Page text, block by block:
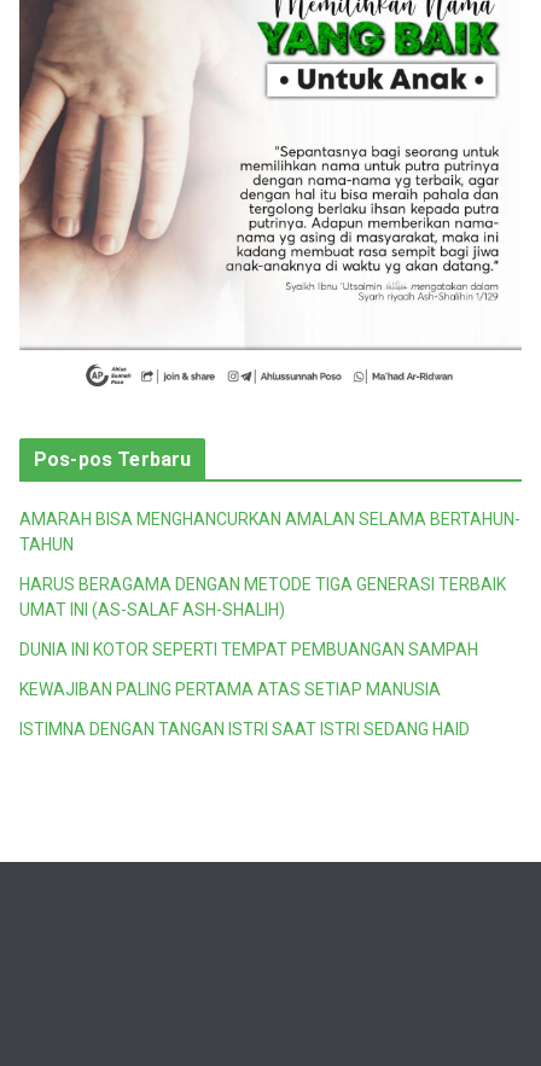
Pos-pos Terbaru
AMARAH BISA MENGHANCURKAN AMALAN SELAMA BERTAHUN-
TAHUN
HARUS BERAGAMA DENGAN METODE TIGA GENERASI TERBAIK
UMAT INI (AS-SALAF ASH-SHALIH)
DUNIA INI KOTOR SEPERTI TEMPAT PEMBUANGAN SAMPAH
KEWAJIBAN PALING PERTAMA ATAS SETIAP MANUSIA
ISTIMNA DENGAN TANGAN ISTRI SAAT ISTRI SEDANG HAID